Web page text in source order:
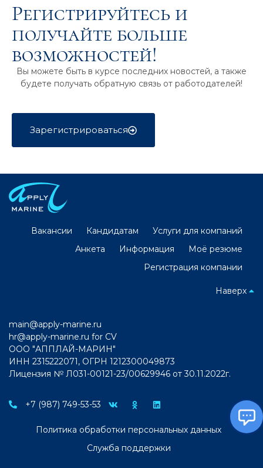
Регистрируйтесь и
получайте больше
возможностей!
Вы можете быть в курсе последних новостей, а также
будете получать обратную связь от работодателей!
Зарегистрироваться
Вакансии Кандидатам
Услуги для компаний
Анкета
Информация
Моё резюме
Регистрация компании
Наверх
main@apply-marine.ru
hr@apply-marine.ru for CV
ООО "АППЛАЙ-МАРИН"
ИНН 2315222071, ОГРН 1212300049873
Лицензия № Л031-00121-23/00629946 от 30.11.2022г.
+7 (987) 749-53-53
Политика обработки персональных данных
Служба поддержки